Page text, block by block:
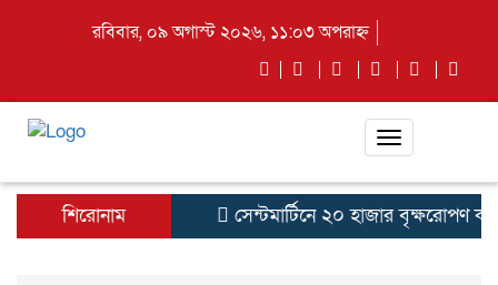
রবিবার, ০৯ অগাস্ট ২০২৬, ১১:০৩ অপরাহ্ন
Toggle
শিরোনাম
সেন্টমার্টিনে ২০ হাজার বৃক্ষরোপণ